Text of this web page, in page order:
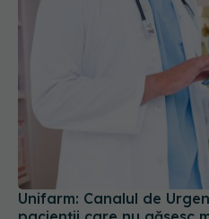
Unifarm: Canalul de
pacienții care nu găsesc
20 iul 2026, 15:16